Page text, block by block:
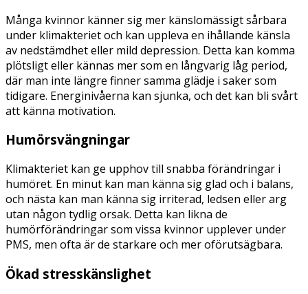
Många kvinnor känner sig mer känslomässigt sårbara
under klimakteriet och kan uppleva en ihållande känsla
av nedstämdhet eller mild depression. Detta kan komma
plötsligt eller kännas mer som en långvarig låg period,
där man inte längre finner samma glädje i saker som
tidigare. Energinivåerna kan sjunka, och det kan bli svårt
att känna motivation.
Humörsvängningar
Klimakteriet kan ge upphov till snabba förändringar i
humöret. En minut kan man känna sig glad och i balans,
och nästa kan man känna sig irriterad, ledsen eller arg
utan någon tydlig orsak. Detta kan likna de
humörförändringar som vissa kvinnor upplever under
PMS, men ofta är de starkare och mer oförutsägbara.
Ökad stresskänslighet